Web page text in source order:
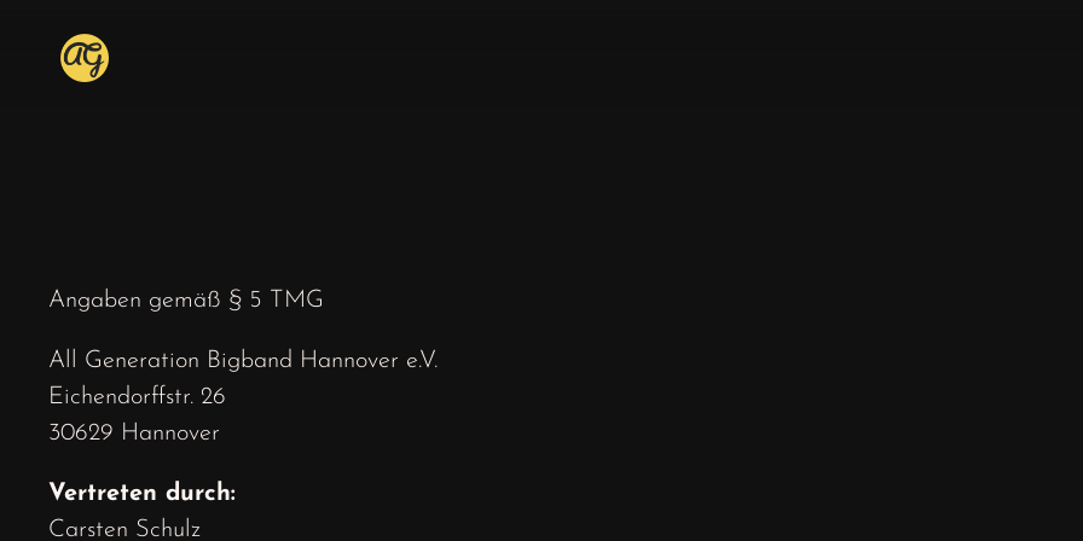
Angaben gemäß § 5 TMG
All Generation Bigband Hannover e.V.
Eichendorffstr. 26
30629 Hannover
Vertreten durch:
Carsten Schulz